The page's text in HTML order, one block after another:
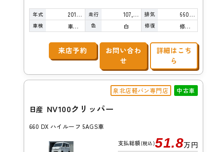
年式 2016年 走行 107,000km 排気 660cc
車検 車検整備付 色 白 修復 修復歴無し
来店予約
お問い合わ
せ
詳細はこち
ら
泉北店軽バン専門店 中古車
日産 NV100クリッパー
660 DX ハイルーフ 5AGS車
支払総額(税込)51.8万円